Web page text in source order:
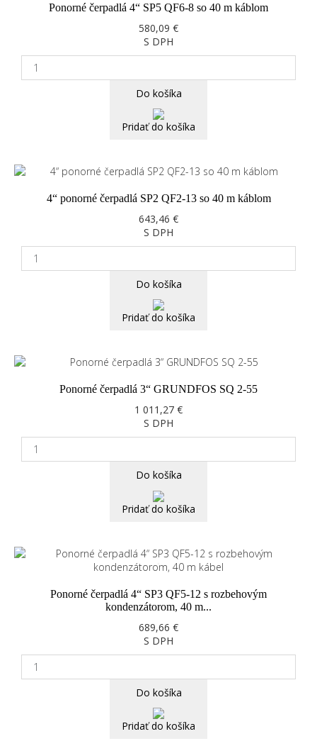
Ponorné čerpadlá 4“ SP5 QF6-8 so 40 m káblom
580,09 €
S DPH
Do košíka
Pridať do košíka
4“ ponorné čerpadlá SP2 QF2-13 so 40 m káblom
643,46 €
S DPH
Do košíka
Pridať do košíka
Ponorné čerpadlá 3“ GRUNDFOS SQ 2-55
1 011,27 €
S DPH
Do košíka
Pridať do košíka
Ponorné čerpadlá 4“ SP3 QF5-12 s rozbehovým
kondenzátorom, 40 m...
689,66 €
S DPH
Do košíka
Pridať do košíka